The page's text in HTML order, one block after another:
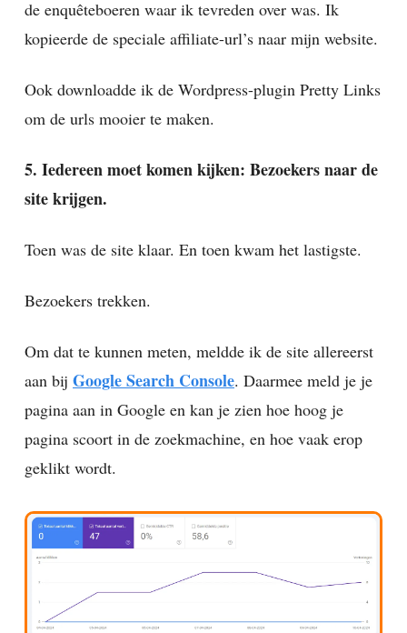
de enquêteboeren waar ik tevreden over was. Ik
kopieerde de speciale affiliate-url’s naar mijn website.
Ook downloadde ik de Wordpress-plugin Pretty Links
om de urls mooier te maken.
5. Iedereen moet komen kijken: Bezoekers naar de
site krijgen.
Toen was de site klaar. En toen kwam het lastigste.
Bezoekers trekken.
Om dat te kunnen meten, meldde ik de site allereerst
aan bij Google Search Console. Daarmee meld je je
pagina aan in Google en kan je zien hoe hoog je
pagina scoort in de zoekmachine, en hoe vaak erop
geklikt wordt.